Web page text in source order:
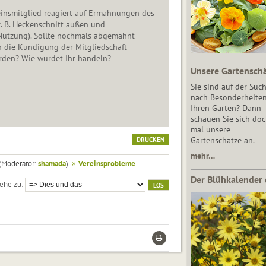
reagiert auf Ermahnungen des
B. Heckenschnitt außen und
Sollte nochmals abgemahnt
die Kündigung der Mitgliedschaft
Wie würdet Ihr handeln?
DRUCKEN
shamada) » Vereinsprobleme
zu
Unsere
Sie sind auf der
nach
Ihren Garten? Dann
schauen Sie sich
mal unsere
Gartenschätze an.
mehr…
Der Blühkalender